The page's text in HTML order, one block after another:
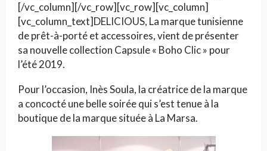
[/vc_column][/vc_row][vc_row][vc_column]
[vc_column_text]DELICIOUS, La marque tunisienne
de prêt-à-porté et accessoires, vient de présenter
sa nouvelle collection Capsule « Boho Clic » pour
l’été 2019.
Pour l’occasion, Inès Soula, la créatrice de la marque
a concocté une belle soirée qui s’est tenue à la
boutique de la marque située à La Marsa.